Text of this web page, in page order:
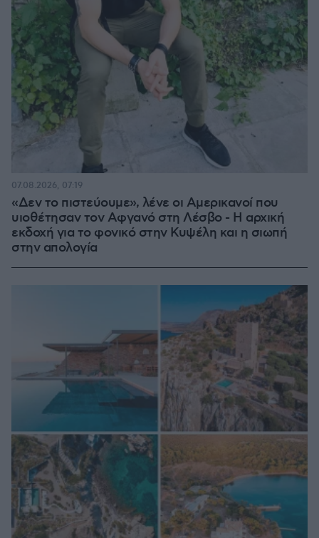
«Δεν το πιστεύουμε», λένε οι Αμερικανοί που
υιοθέτησαν τον Αφγανό στη Λέσβο - Η αρχική
εκδοχή για το φονικό στην Κυψέλη και η σιωπή
στην απολογία
07.08.2026, 07:19